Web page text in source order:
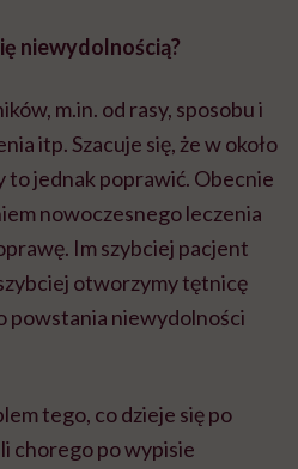
niewydolnością?
m.in. od rasy, sposobu i
itp. Szacuje się, że w około
to jednak poprawić. Obecnie
nowoczesnego leczenia
Im szybciej pacjent
otworzymy tętnicę
powstania niewydolności
tego, co dzieje się po
chorego po wypisie